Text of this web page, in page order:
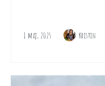
1 maj, 2025 Kristin